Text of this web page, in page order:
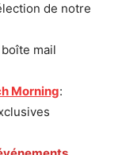
de notre
mail
Morning: